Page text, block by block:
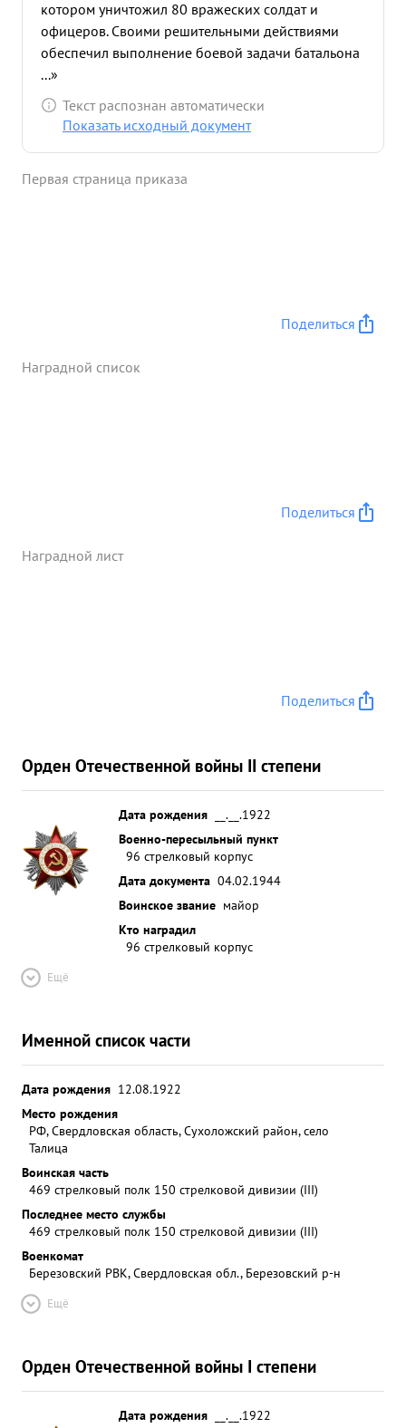
котором уничтожил 80 вражеских солдат и
офицеров. Своими решительными действиями
обеспечил выполнение боевой задачи батальона
...»
Текст распознан автоматически
Показать исходный документ
Первая страница приказа
Поделиться
Наградной список
Поделиться
Наградной лист
Поделиться
Орден Отечественной войны II степени
Дата рождения
__.__.1922
Военно-пересыльный пункт
96 стрелковый корпус
Дата документа 04.02.1944
Воинское звание майор
Кто наградил
96 стрелковый корпус
Ещё
Именной список части
Дата рождения 12.08.1922
Место рождения
РФ, Свердловская область, Сухоложский район, село
Талица
Воинская часть
469 стрелковый полк 150 стрелковой дивизии (III)
Последнее место службы
469 стрелковый полк 150 стрелковой дивизии (III)
Военкомат
Березовский РВК, Свердловская обл., Березовский р-н
Ещё
Орден Отечественной войны I степени
Дата рождения __.__.1922